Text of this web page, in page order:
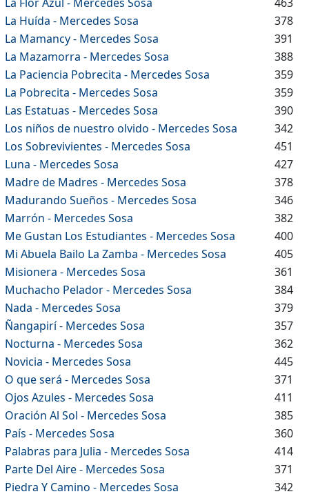
La Huída - Mercedes Sosa
378
La Mamancy - Mercedes Sosa
391
La Mazamorra - Mercedes Sosa
388
La Paciencia Pobrecita - Mercedes Sosa
359
La Pobrecita - Mercedes Sosa
359
Las Estatuas - Mercedes Sosa
390
Los niños de nuestro olvido - Mercedes Sosa
342
Los Sobrevivientes - Mercedes Sosa
451
Luna - Mercedes Sosa
427
Madre de Madres - Mercedes Sosa
378
Madurando Sueños - Mercedes Sosa
346
Marrón - Mercedes Sosa
382
Me Gustan Los Estudiantes - Mercedes Sosa
400
Mi Abuela Bailo La Zamba - Mercedes Sosa
405
Misionera - Mercedes Sosa
361
Muchacho Pelador - Mercedes Sosa
384
Nada - Mercedes Sosa
379
Ñangapirí - Mercedes Sosa
357
Nocturna - Mercedes Sosa
362
Novicia - Mercedes Sosa
445
O que será - Mercedes Sosa
371
Ojos Azules - Mercedes Sosa
411
Oración Al Sol - Mercedes Sosa
385
País - Mercedes Sosa
360
Palabras para Julia - Mercedes Sosa
414
Parte Del Aire - Mercedes Sosa
371
Piedra Y Camino - Mercedes Sosa
342